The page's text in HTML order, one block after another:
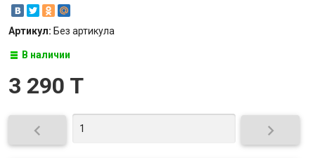
Артикул: Без артикула
В наличии
3 290 T
 